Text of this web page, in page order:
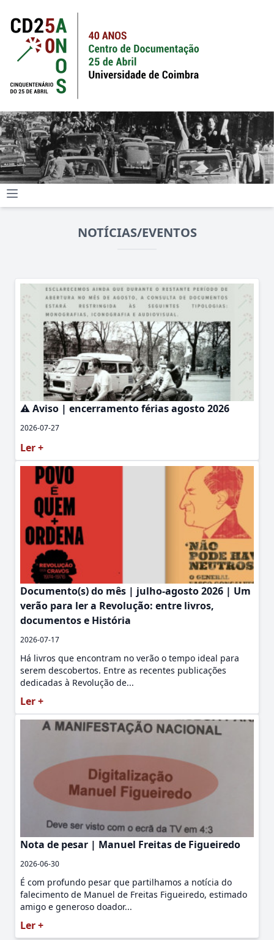
NOTÍCIAS/EVENTOS
⚠️ Aviso | encerramento férias agosto 2026
2026-07-27
Ler +
Documento(s) do mês | julho-agosto 2026 | Um
verão para ler a Revolução: entre livros,
documentos e História
2026-07-17
Há livros que encontram no verão o tempo ideal para
serem descobertos. Entre as recentes publicações
dedicadas à Revolução de...
Ler +
Nota de pesar | Manuel Freitas de Figueiredo
2026-06-30
É com profundo pesar que partilhamos a notícia do
falecimento de Manuel de Freitas Figueiredo, estimado
amigo e generoso doador...
Ler +